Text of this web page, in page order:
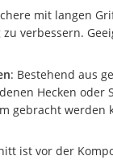
mit langen
verbessern.
: Bestehend aus
Hecken oder
gebracht werden
ist vor der